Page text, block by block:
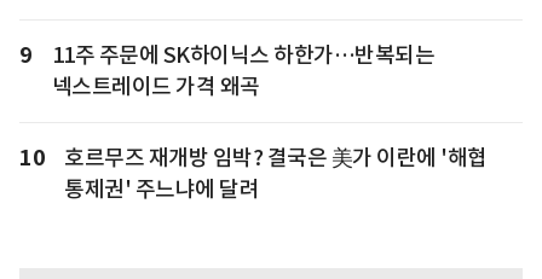
9
11주 주문에 SK하이닉스 하한가…반복되는
넥스트레이드 가격 왜곡
10
호르무즈 재개방 임박? 결국은 美가 이란에 '해협
통제권' 주느냐에 달려